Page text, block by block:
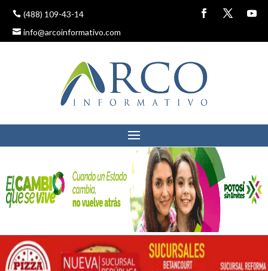
(488) 109-43-14
info@arcoinformativo.com
VIERTEN A CIELO
ABIERTO DESECHOS DE
PUESTOS DE BARBACOA